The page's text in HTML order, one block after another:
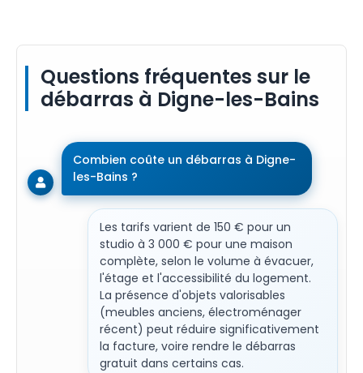
Questions fréquentes sur le
débarras à Digne-les-Bains
Combien coûte un débarras à Digne-
les-Bains ?
Les tarifs varient de 150 € pour un
studio à 3 000 € pour une maison
complète, selon le volume à évacuer,
l'étage et l'accessibilité du logement.
La présence d'objets valorisables
(meubles anciens, électroménager
récent) peut réduire significativement
la facture, voire rendre le débarras
gratuit dans certains cas.